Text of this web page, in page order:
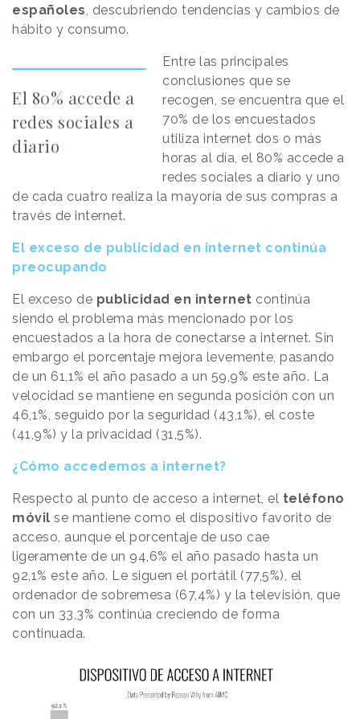
españoles, descubriendo tendencias y cambios de
hábito y consumo.
El 80% accede a
redes sociales a
diario
Entre las principales
conclusiones que se
recogen, se encuentra que el
70% de los encuestados
utiliza internet dos o más
horas al día, el 80% accede a
redes sociales a diario y uno
de cada cuatro realiza la mayoría de sus compras a
través de internet.
El exceso de publicidad en internet continúa
preocupando
El exceso de publicidad en internet continúa
siendo el problema más mencionado por los
encuestados a la hora de conectarse a internet. Sin
embargo el porcentaje mejora levemente, pasando
de un 61,1% el año pasado a un 59,9% este año. La
velocidad se mantiene en segunda posición con un
46,1%, seguido por la seguridad (43,1%), el coste
(41,9%) y la privacidad (31,5%).
¿Cómo accedemos a internet?
Respecto al punto de acceso a internet, el teléfono
móvil se mantiene como el dispositivo favorito de
acceso, aunque el porcentaje de uso cae
ligeramente de un 94,6% el año pasado hasta un
92,1% este año. Le siguen el portátil (77,5%), el
ordenador de sobremesa (67,4%) y la televisión, que
con un 33,3% continúa creciendo de forma
continuada.